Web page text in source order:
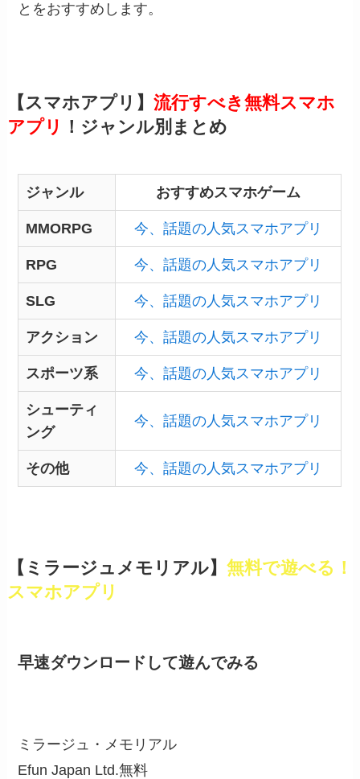
とをおすすめします。
【スマホアプリ】 流行すべき無料スマホ
アプリ ！ジャンル別まとめ
ジャンル おすすめスマホゲーム
MMORPG 今、話題の人気スマホアプリ
RPG 今、話題の人気スマホアプリ
SLG 今、話題の人気スマホアプリ
アクション 今、話題の人気スマホアプリ
スポーツ系 今、話題の人気スマホアプリ
シューティ
ング
今、話題の人気スマホアプリ
その他 今、話題の人気スマホアプリ
【ミラージュメモリアル】 無料で遊べる！
スマホアプリ
早速ダウンロードして遊んでみる
ミラージュ・メモリアル
Efun Japan Ltd.無料